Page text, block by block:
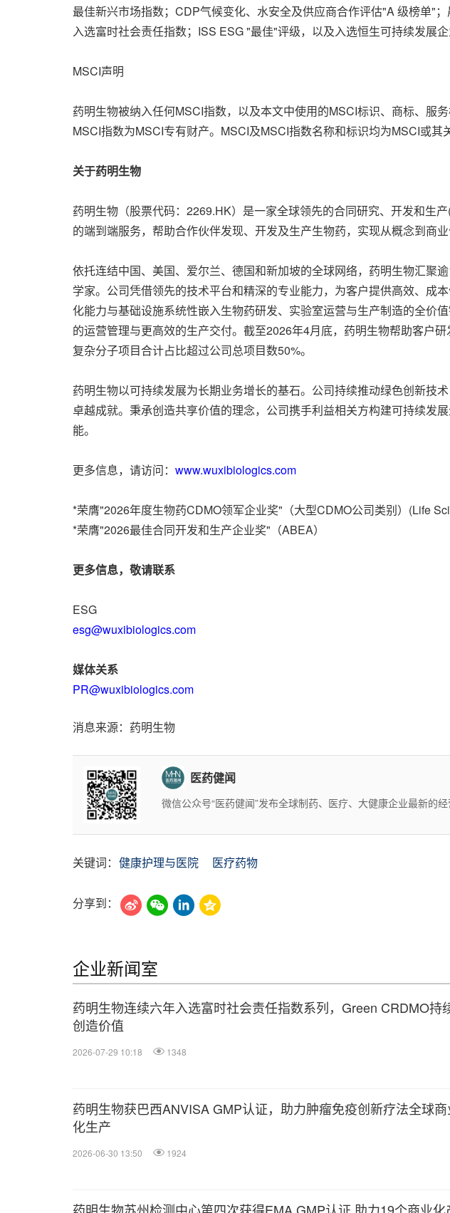
最佳新兴市场指数；CDP气候变化、水安全及供应商合作评估"A 级榜单"
入选富时社会责任指数；ISS ESG "最佳"评级，以及入选恒生可持续发展
MSCI声明
药明生物被纳入任何MSCI指数，以及本文中使用的MSCI标识、商标、服
MSCI指数为MSCI专有财产。MSCI及MSCI指数名称和标识均为MSCI或其
关于药明生物
药明生物（股票代码：2269.HK）是一家全球领先的合同研究、开发和生
的端到端服务，帮助合作伙伴发现、开发及生产生物药，实现从概念到商
依托连结中国、美国、爱尔兰、德国和新加坡的全球网络，药明生物汇聚
学家。公司凭借领先的技术平台和精深的专业能力，为客户提供高效、成
化能力与基础设施系统性嵌入生物药研发、实验室运营与生产制造的全价
的运营管理与更高效的生产交付。截至2026年4月底，药明生物帮助客户
复杂分子项目合计占比超过公司总项目数50%。
药明生物以可持续发展为长期业务增长的基石。公司持续推动绿色创新技
卓越成就。秉承创造共享价值的理念，公司携手利益相关方构建可持续发
能。
更多信息，请访问： www.wuxibiologics.com
*荣膺"2026年度生物药CDMO领军企业奖"（大型CDMO公司类别）(Life
*荣膺"2026最佳合同开发和生产企业奖"（ABEA）
更多信息，敬请联系
ESG
esg@wuxibiologics.com
媒体关系
PR@wuxibiologics.com
消息来源：药明生物
医药健闻
微信公众号“医药健闻”发布全球制药、医疗、大健康企业最新的
关键词： 健康护理与医院 医疗药物
分享到：
企业新闻室
药明生物连续六年入选富时社会责任指数系列，Green CRDMO持
创造价值
2026-07-29 10:18 1348
药明生物获巴西ANVISA GMP认证，助力肿瘤免疫创新疗法全球商
化生产
2026-06-30 13:50 1924